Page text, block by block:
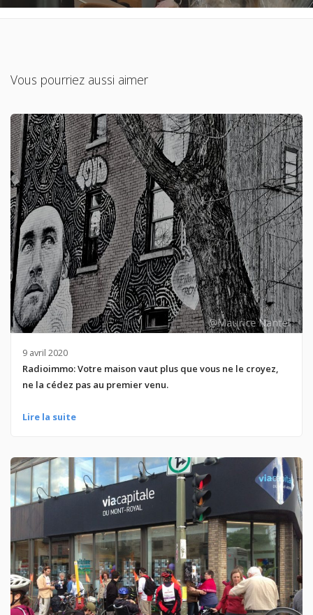
Vous pourriez aussi aimer
9 avril 2020
Radioimmo: Votre maison vaut plus que vous ne le croyez,
ne la cédez pas au premier venu.
Lire la suite